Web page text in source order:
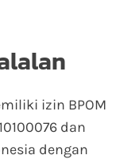
izin BPOM
dan
dengan